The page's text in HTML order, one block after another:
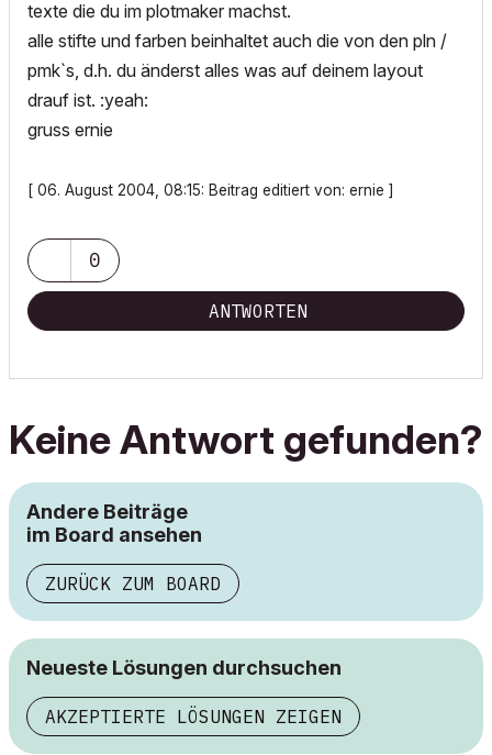
texte die du im plotmaker machst.
alle stifte und farben beinhaltet auch die von den pln /
pmk`s, d.h. du änderst alles was auf deinem layout
drauf ist. :yeah:
gruss ernie
[ 06. August 2004, 08:15: Beitrag editiert von: ernie ]
0
ANTWORTEN
Keine Antwort gefunden?
Andere Beiträge
im Board ansehen
ZURÜCK ZUM BOARD
Neueste Lösungen durchsuchen
AKZEPTIERTE LÖSUNGEN ZEIGEN